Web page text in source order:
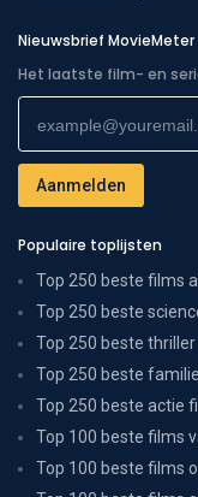
Nieuwsbrief MovieMeter
Het laatste film- en
Populaire toplijsten
Top 250 beste films
Top 250 beste
Top 250 beste
Top 250 beste
Top 250 beste actie
Top 100 beste films
Top 100 beste films